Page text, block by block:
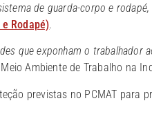
de guarda-corpo e
e Rodapé).
que exponham o
Ambiente de Trabalho na
previstas no PCMAT para